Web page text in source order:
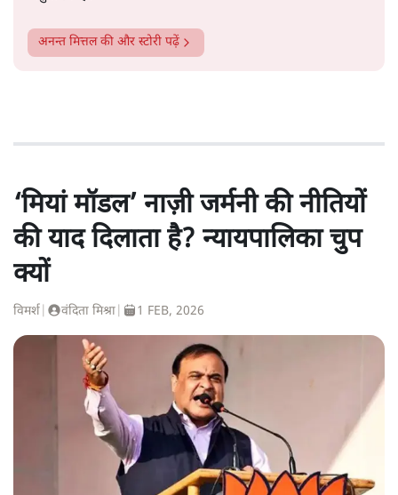
अनन्त मित्तलकी और स्टोरी पढ़ें
‘मियां मॉडल’ नाज़ी जर्मनी की नीतियों
की याद दिलाता है? न्यायपालिका चुप
क्यों
विमर्श वंदिता मिश्रा 1 FEB, 2026